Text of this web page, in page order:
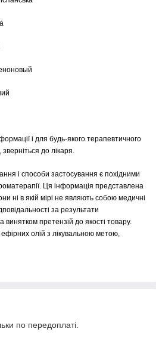
і для будь-якого терапевтичного
до лікаря.
і способи застосування є похідними
Ця інформація представлена
ні в якій мірі не являють собою медичні
за результати
винятком претензій до якості товару.
олій з лікувальною метою,
по передоплаті.